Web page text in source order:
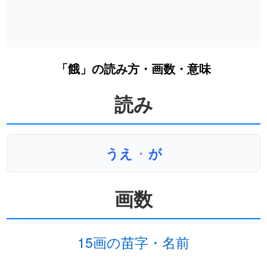
「餓」の読み方・画数・意味
読み
うえ ・ が
画数
15画の苗字・名前